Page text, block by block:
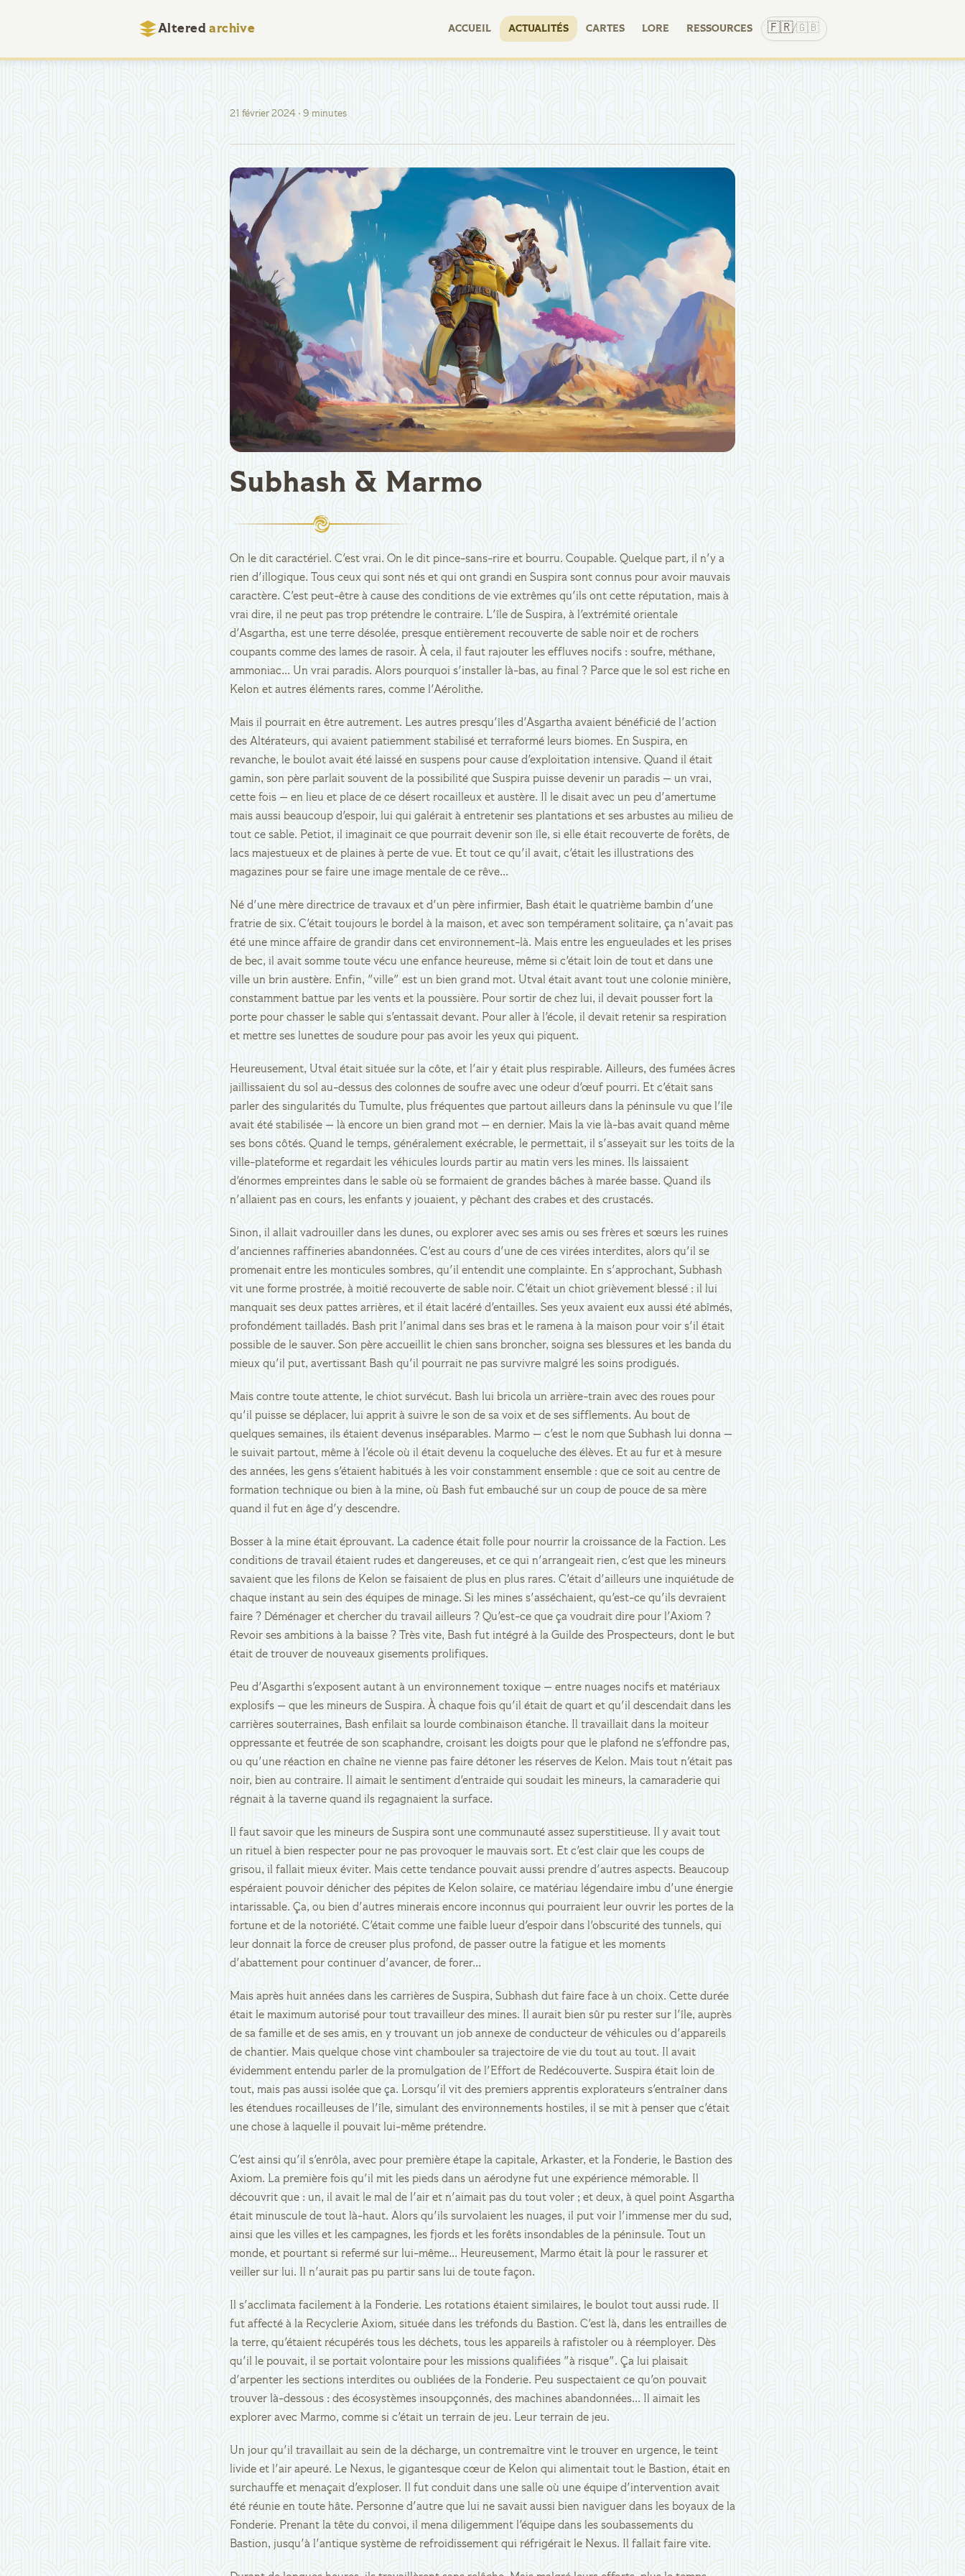
Altered archive ACCUEIL ACTUALITÉS CARTES LORE RESSOURCES 🇫🇷/🇬🇧
21 février 2024· 9 minutes
Subhash & Marmo
On le dit caractériel. C'est vrai. On le dit pince-sans-rire et bourru. Coupable. Quelque part, il n'y a
rien d'illogique. Tous ceux qui sont nés et qui ont grandi en Suspira sont connus pour avoir mauvais
caractère. C'est peut-être à cause des conditions de vie extrêmes qu'ils ont cette réputation, mais à
vrai dire, il ne peut pas trop prétendre le contraire. L'île de Suspira, à l'extrémité orientale
d'Asgartha, est une terre désolée, presque entièrement recouverte de sable noir et de rochers
coupants comme des lames de rasoir. À cela, il faut rajouter les effluves nocifs : soufre, méthane,
ammoniac... Un vrai paradis. Alors pourquoi s'installer là-bas, au final ? Parce que le sol est riche en
Kelon et autres éléments rares, comme l'Aérolithe.
Mais il pourrait en être autrement. Les autres presqu'îles d'Asgartha avaient bénéficié de l'action
des Altérateurs, qui avaient patiemment stabilisé et terraformé leurs biomes. En Suspira, en
revanche, le boulot avait été laissé en suspens pour cause d'exploitation intensive. Quand il était
gamin, son père parlait souvent de la possibilité que Suspira puisse devenir un paradis — un vrai,
cette fois — en lieu et place de ce désert rocailleux et austère. Il le disait avec un peu d'amertume
mais aussi beaucoup d'espoir, lui qui galérait à entretenir ses plantations et ses arbustes au milieu de
tout ce sable. Petiot, il imaginait ce que pourrait devenir son île, si elle était recouverte de forêts, de
lacs majestueux et de plaines à perte de vue. Et tout ce qu'il avait, c'était les illustrations des
magazines pour se faire une image mentale de ce rêve...
Né d'une mère directrice de travaux et d'un père infirmier, Bash était le quatrième bambin d'une
fratrie de six. C'était toujours le bordel à la maison, et avec son tempérament solitaire, ça n'avait pas
été une mince affaire de grandir dans cet environnement-là. Mais entre les engueulades et les prises
de bec, il avait somme toute vécu une enfance heureuse, même si c'était loin de tout et dans une
ville un brin austère. Enfin, "ville" est un bien grand mot. Utval était avant tout une colonie minière,
constamment battue par les vents et la poussière. Pour sortir de chez lui, il devait pousser fort la
porte pour chasser le sable qui s'entassait devant. Pour aller à l'école, il devait retenir sa respiration
et mettre ses lunettes de soudure pour pas avoir les yeux qui piquent.
Heureusement, Utval était située sur la côte, et l'air y était plus respirable. Ailleurs, des fumées âcres
jaillissaient du sol au-dessus des colonnes de soufre avec une odeur d'œuf pourri. Et c'était sans
parler des singularités du Tumulte, plus fréquentes que partout ailleurs dans la péninsule vu que l'île
avait été stabilisée — là encore un bien grand mot — en dernier. Mais la vie là-bas avait quand même
ses bons côtés. Quand le temps, généralement exécrable, le permettait, il s'asseyait sur les toits de la
ville-plateforme et regardait les véhicules lourds partir au matin vers les mines. Ils laissaient
d'énormes empreintes dans le sable où se formaient de grandes bâches à marée basse. Quand ils
n'allaient pas en cours, les enfants y jouaient, y pêchant des crabes et des crustacés.
Sinon, il allait vadrouiller dans les dunes, ou explorer avec ses amis ou ses frères et sœurs les ruines
d'anciennes raffineries abandonnées. C'est au cours d'une de ces virées interdites, alors qu'il se
promenait entre les monticules sombres, qu'il entendit une complainte. En s'approchant, Subhash
vit une forme prostrée, à moitié recouverte de sable noir. C'était un chiot grièvement blessé : il lui
manquait ses deux pattes arrières, et il était lacéré d'entailles. Ses yeux avaient eux aussi été abîmés,
profondément tailladés. Bash prit l'animal dans ses bras et le ramena à la maison pour voir s'il était
possible de le sauver. Son père accueillit le chien sans broncher, soigna ses blessures et les banda du
mieux qu'il put, avertissant Bash qu'il pourrait ne pas survivre malgré les soins prodigués.
Mais contre toute attente, le chiot survécut. Bash lui bricola un arrière-train avec des roues pour
qu'il puisse se déplacer, lui apprit à suivre le son de sa voix et de ses sifflements. Au bout de
quelques semaines, ils étaient devenus inséparables. Marmo — c'est le nom que Subhash lui donna —
le suivait partout, même à l'école où il était devenu la coqueluche des élèves. Et au fur et à mesure
des années, les gens s'étaient habitués à les voir constamment ensemble : que ce soit au centre de
formation technique ou bien à la mine, où Bash fut embauché sur un coup de pouce de sa mère
quand il fut en âge d'y descendre.
Bosser à la mine était éprouvant. La cadence était folle pour nourrir la croissance de la Faction. Les
conditions de travail étaient rudes et dangereuses, et ce qui n'arrangeait rien, c'est que les mineurs
savaient que les filons de Kelon se faisaient de plus en plus rares. C'était d'ailleurs une inquiétude de
chaque instant au sein des équipes de minage. Si les mines s'asséchaient, qu'est-ce qu'ils devraient
faire ? Déménager et chercher du travail ailleurs ? Qu'est-ce que ça voudrait dire pour l'Axiom ?
Revoir ses ambitions à la baisse ? Très vite, Bash fut intégré à la Guilde des Prospecteurs, dont le but
était de trouver de nouveaux gisements prolifiques.
Peu d'Asgarthi s'exposent autant à un environnement toxique — entre nuages nocifs et matériaux
explosifs — que les mineurs de Suspira. À chaque fois qu'il était de quart et qu'il descendait dans les
carrières souterraines, Bash enfilait sa lourde combinaison étanche. Il travaillait dans la moiteur
oppressante et feutrée de son scaphandre, croisant les doigts pour que le plafond ne s'effondre pas,
ou qu'une réaction en chaîne ne vienne pas faire détoner les réserves de Kelon. Mais tout n'était pas
noir, bien au contraire. Il aimait le sentiment d'entraide qui soudait les mineurs, la camaraderie qui
régnait à la taverne quand ils regagnaient la surface.
Il faut savoir que les mineurs de Suspira sont une communauté assez superstitieuse. Il y avait tout
un rituel à bien respecter pour ne pas provoquer le mauvais sort. Et c'est clair que les coups de
grisou, il fallait mieux éviter. Mais cette tendance pouvait aussi prendre d'autres aspects. Beaucoup
espéraient pouvoir dénicher des pépites de Kelon solaire, ce matériau légendaire imbu d'une énergie
intarissable. Ça, ou bien d'autres minerais encore inconnus qui pourraient leur ouvrir les portes de la
fortune et de la notoriété. C'était comme une faible lueur d'espoir dans l'obscurité des tunnels, qui
leur donnait la force de creuser plus profond, de passer outre la fatigue et les moments
d'abattement pour continuer d'avancer, de forer...
Mais après huit années dans les carrières de Suspira, Subhash dut faire face à un choix. Cette durée
était le maximum autorisé pour tout travailleur des mines. Il aurait bien sûr pu rester sur l'île, auprès
de sa famille et de ses amis, en y trouvant un job annexe de conducteur de véhicules ou d'appareils
de chantier. Mais quelque chose vint chambouler sa trajectoire de vie du tout au tout. Il avait
évidemment entendu parler de la promulgation de l'Effort de Redécouverte. Suspira était loin de
tout, mais pas aussi isolée que ça. Lorsqu'il vit des premiers apprentis explorateurs s'entraîner dans
les étendues rocailleuses de l'île, simulant des environnements hostiles, il se mit à penser que c'était
une chose à laquelle il pouvait lui-même prétendre.
C'est ainsi qu'il s'enrôla, avec pour première étape la capitale, Arkaster, et la Fonderie, le Bastion des
Axiom. La première fois qu'il mit les pieds dans un aérodyne fut une expérience mémorable. Il
découvrit que : un, il avait le mal de l'air et n'aimait pas du tout voler ; et deux, à quel point Asgartha
était minuscule de tout là-haut. Alors qu'ils survolaient les nuages, il put voir l'immense mer du sud,
ainsi que les villes et les campagnes, les fjords et les forêts insondables de la péninsule. Tout un
monde, et pourtant si refermé sur lui-même... Heureusement, Marmo était là pour le rassurer et
veiller sur lui. Il n'aurait pas pu partir sans lui de toute façon.
Il s'acclimata facilement à la Fonderie. Les rotations étaient similaires, le boulot tout aussi rude. Il
fut affecté à la Recyclerie Axiom, située dans les tréfonds du Bastion. C'est là, dans les entrailles de
la terre, qu'étaient récupérés tous les déchets, tous les appareils à rafistoler ou à réemployer. Dès
qu'il le pouvait, il se portait volontaire pour les missions qualifiées "à risque". Ça lui plaisait
d'arpenter les sections interdites ou oubliées de la Fonderie. Peu suspectaient ce qu'on pouvait
trouver là-dessous : des écosystèmes insoupçonnés, des machines abandonnées... Il aimait les
explorer avec Marmo, comme si c'était un terrain de jeu. Leur terrain de jeu.
Un jour qu'il travaillait au sein de la décharge, un contremaître vint le trouver en urgence, le teint
livide et l'air apeuré. Le Nexus, le gigantesque cœur de Kelon qui alimentait tout le Bastion, était en
surchauffe et menaçait d'exploser. Il fut conduit dans une salle où une équipe d'intervention avait
été réunie en toute hâte. Personne d'autre que lui ne savait aussi bien naviguer dans les boyaux de la
Fonderie. Prenant la tête du convoi, il mena diligemment l'équipe dans les soubassements du
Bastion, jusqu'à l'antique système de refroidissement qui réfrigérait le Nexus. Il fallait faire vite.